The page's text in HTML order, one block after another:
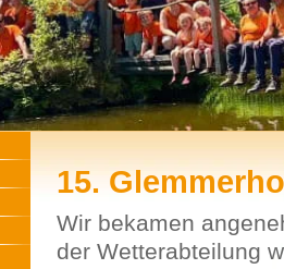
15.
Wir bekamen
der Wetterabteilung